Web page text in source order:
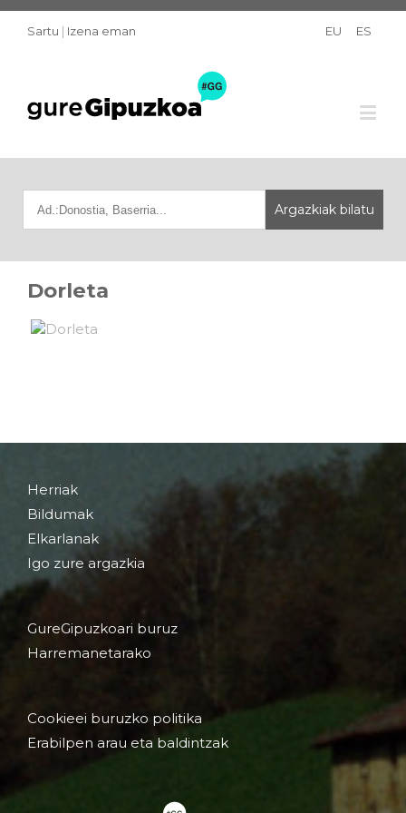
Sartu | Izena eman EU ES
Dorleta
Herriak
Bildumak
Elkarlanak
Igo zure argazkia
GureGipuzkoari buruz
Harremanetarako
Cookieei buruzko politika
Erabilpen arau eta baldintzak